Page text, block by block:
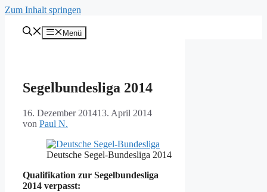
Zum Inhalt springen
Menü
Segelbundesliga 2014
16. Dezember 201413. April 2014
von Paul N.
Deutsche Segel-Bundesliga 2014
Qualifikation zur Segelbundesliga
2014 verpasst: